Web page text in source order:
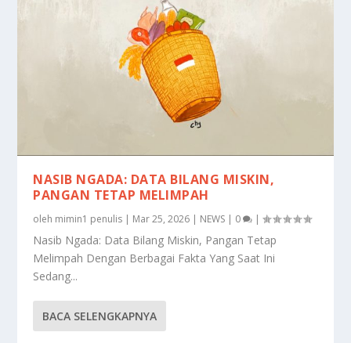
NASIB NGADA: DATA BILANG MISKIN,
PANGAN TETAP MELIMPAH
oleh mimin1 penulis | Mar 25, 2026 | NEWS | 0 |
Nasib Ngada: Data Bilang Miskin, Pangan Tetap
Melimpah Dengan Berbagai Fakta Yang Saat Ini
Sedang...
BACA SELENGKAPNYA